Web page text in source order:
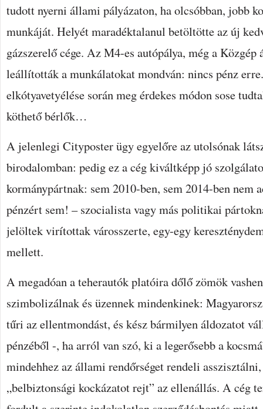
tudott nyerni állami pályázaton, ha olcsóbban, jobb
munkáját. Helyét maradéktalanul betöltötte az új
gázszerelő cége. Az M4-es autópálya, még a Közgép
leállították a munkálatokat mondván: nincs pénz
elkótyavetyélése során meg érdekes módon sose
köthető bérlők…
A jelenlegi Cityposter ügy egyelőre az utolsónak
birodalomban: pedig ez a cég kiváltképp jó
kormánypártnak: sem 2010-ben, sem 2014-ben nem
pénzért sem! – szocialista vagy más politikai
jelöltek virítottak városszerte, egy-egy
mellett.
A megadóan a teherautók platóira dőlő zömök
szimbolizálnak és üzennek mindenkinek:
tűri az ellentmondást, és kész bármilyen áldozatot
pénzéből -, ha arról van szó, ki a legerősebb a
mindehhez az állami rendőrséget rendeli
„belbiztonsági kockázatot rejt” az ellenállás. A cég